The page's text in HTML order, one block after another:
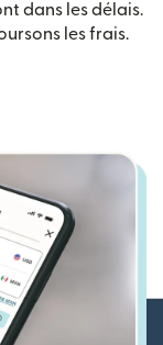
dans les délais.
les frais.